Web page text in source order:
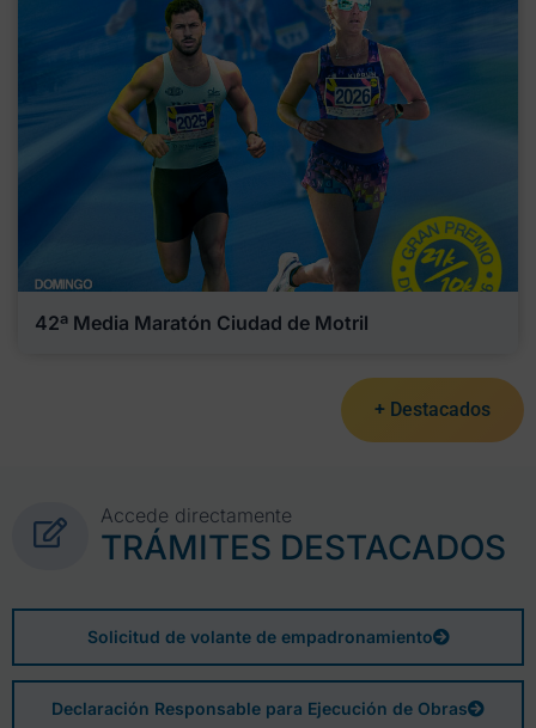
42ª Media Maratón Ciudad de Motril
+ Destacados
Accede directamente
TRÁMITES DESTACADOS
Solicitud de volante de empadronamiento
Declaración Responsable para Ejecución de Obras